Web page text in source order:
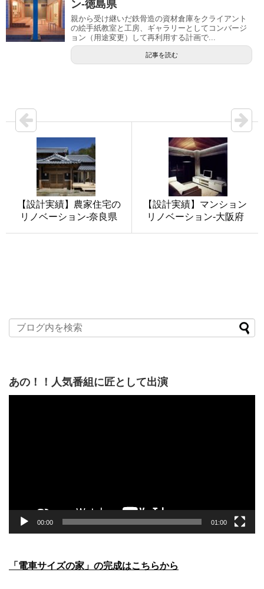
ン-徳島県
親から受け継いだ鉄骨造の資材倉庫をクライアント
の絵手紙教室と工房、ギャラリーとしてコンバージ
ョン（用途変更）して再利用する計画で...
記事を読む
【設計実績】農家住宅の
リノベーション-奈良県
【設計実績】マンション
リノベーション-大阪府
あの！！人気番組に匠として出演
00:00 01:00
「電車サイズの家」の完成はこちらから